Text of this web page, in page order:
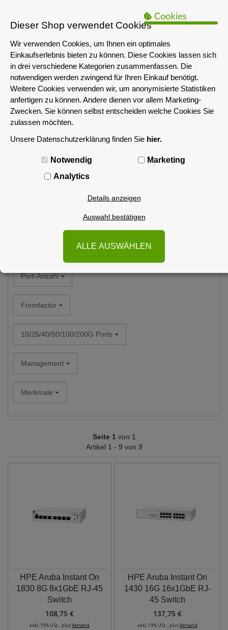
Das servershop-bayern.de Angebot richtet sich nur an
Unternehmen i.S.d. § 14 BGB sowie die öffentliche Hand. Ein Verkauf
an Privatpersonen ist nicht möglich.
MENÜ
Port-Anzahl
Formfactor
10/25/40/50/100/200G Ports
Management
Merkmale
Seite 1 von 1
Artikel 1 - 9 von 9
HPE Aruba Instant On
1830 8G 8x1GbE RJ-45
Switch
108,75 €
exkl. 19% USt. , plusVersand
HPE Aruba Instant On
1430 16G 16x1GbE RJ-
45 Switch
137,75 €
exkl. 19% USt. , plusVersand
Dieser Shop verwendet Cookies
Wir verwenden Cookies, um Ihnen ein optimales
Einkaufserlebnis bieten zu können. Diese Cookies lassen sich
in drei verschiedene Kategorien zusammenfassen. Die
notwendigen werden zwingend für Ihren Einkauf benötigt.
Weitere Cookies verwenden wir, um anonymisierte Statistiken
anfertigen zu können. Andere dienen vor allem Marketing-
Zwecken. Sie können selbst entscheiden welche Cookies Sie
zulassen möchten.
Unsere Datenschutzerklärung finden Sie hier.
Notwendig
Marketing
Analytics
Details anzeigen
Auswahl bestätigen
ALLE AUSWÄHLEN